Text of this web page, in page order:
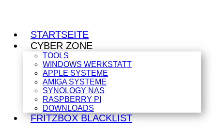
STARTSEITE
CYBER ZONE
TOOLS
WINDOWS WERKSTATT
APPLE SYSTEME
AMIGA SYSTEME
SYNOLOGY NAS
RASPBERRY PI
DOWNLOADS
FRITZBOX BLACKLIST